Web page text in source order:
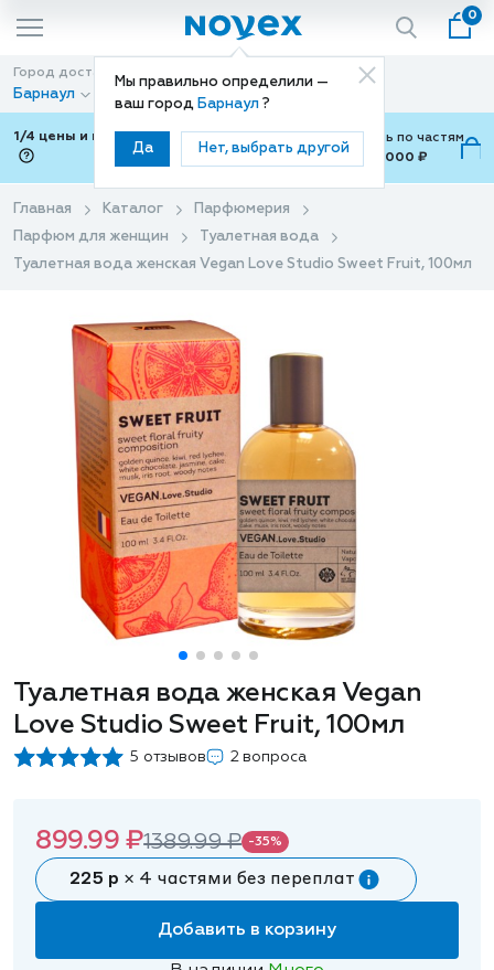
Мы правильно определили —
ваш город Барнаул ?
Да Нет, выбрать другой
0
Город доставки
Барнаул
Способ доставки
Доставка
1/4 цены и покупки ваши с Подели
Можно оплатить по частям
от 700 ₽ до 15,000 ₽
Главная Каталог
Парфюмерия
Парфюм для женщин
Туалетная вода
Туалетная вода женская Vegan Love Studio Sweet Fruit, 100мл
Туалетная вода женская Vegan
Love Studio Sweet Fruit, 100мл
5 отзывов 2 вопроса
899.99 ₽1389.99 ₽ -35%
225 р × 4 частями без переплат
Добавить в корзину